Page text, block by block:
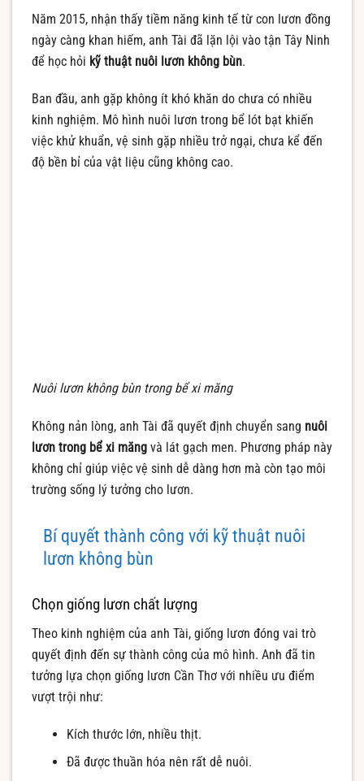
Năm 2015, nhận thấy tiềm năng kinh tế từ con lươn đồng
ngày càng khan hiếm, anh Tài đã lặn lội vào tận Tây Ninh
để học hỏi kỹ thuật nuôi lươn không bùn.
Ban đầu, anh gặp không ít khó khăn do chưa có nhiều
kinh nghiệm. Mô hình nuôi lươn trong bể lót bạt khiến
việc khử khuẩn, vệ sinh gặp nhiều trở ngại, chưa kể đến
độ bền bỉ của vật liệu cũng không cao.
Nuôi lươn không bùn trong bể xi măng
Không nản lòng, anh Tài đã quyết định chuyển sang nuôi
lươn trong bể xi măng và lát gạch men. Phương pháp này
không chỉ giúp việc vệ sinh dễ dàng hơn mà còn tạo môi
trường sống lý tưởng cho lươn.
Bí quyết thành công với kỹ thuật nuôi
lươn không bùn
Chọn giống lươn chất lượng
Theo kinh nghiệm của anh Tài, giống lươn đóng vai trò
quyết định đến sự thành công của mô hình. Anh đã tin
tưởng lựa chọn giống lươn Cần Thơ với nhiều ưu điểm
vượt trội như:
Kích thước lớn, nhiều thịt.
Đã được thuần hóa nên rất dễ nuôi.